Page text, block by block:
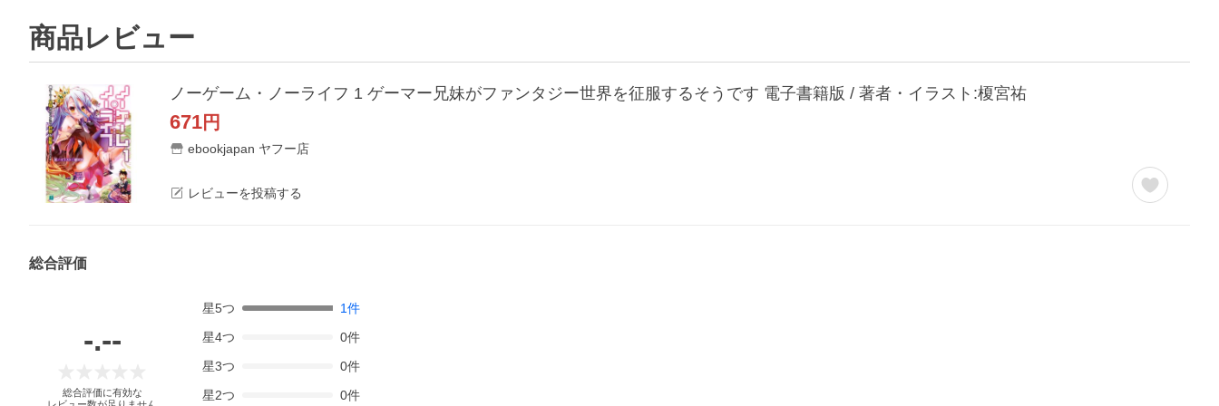
商品レビュー
ノーゲーム・ノーライフ 1 ゲーマー兄妹がファンタジー世界を征服するそうです 電子書籍版 / 著者・イラスト:榎宮祐
671円
ebookjapan ヤフー店
レビューを投稿する
総合評価
-.--
総合評価に有効な
星5つ 1件
星4つ 0件
星3つ 0件
星2つ 0件